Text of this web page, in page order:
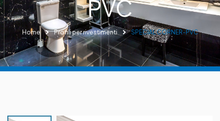
PVC
Home Profili per rivestimenti SPECIAL CORNER-PVC